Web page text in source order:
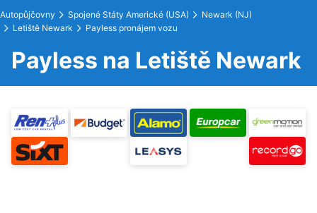
Autopůjčovny Spojené Státy Americké (USA)
Newark (NJ)
Letiště Newark
Payless pronájem vozu
Payless na Letiště Newark